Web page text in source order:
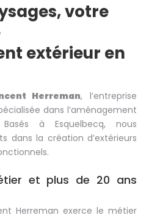
votre
extérieur en
Herreman, l’entreprise
dans l’aménagement
à Esquelbecq, nous
dans la création d’extérieurs
et plus de 20 ans
Herreman exerce le métier